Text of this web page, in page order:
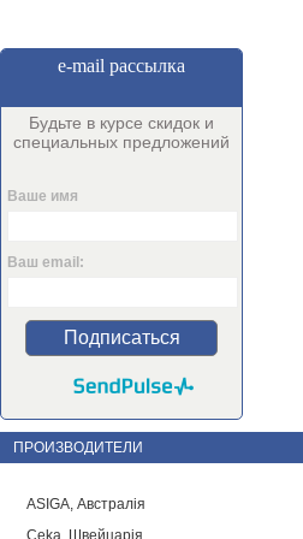
e-mail рассылка
Будьте в курсе скидок и
специальных предложений
Ваше имя
Ваш email:
Подписаться
ПРОИЗВОДИТЕЛИ
ASIGA, Австралія
Ceka, Швейцарія